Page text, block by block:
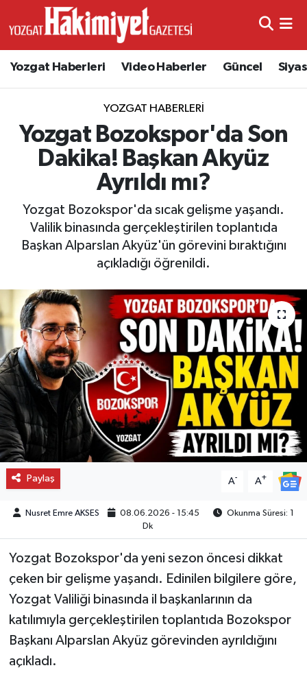
Yozgat Haberleri Video Haberler Güncel
YOZGAT HABERLERI
Yozgat Bozokspor'da Son
Dakika! Başkan Akyüz
Ayrıldı mı?
Yozgat Bozokspor'da sıcak gelişme yaşandı.
Valilik binasında gerçekleştirilen toplantıda
Başkan Alparslan Akyüz'ün görevini bıraktığını
açıkladığı öğrenildi.
Paylaş A- A+
Nusret Emre AKSES 08.06.2026 - 15:45
Okunma Süresi: 1
Dk
Yozgat Bozokspor'da yeni sezon öncesi dikkat
çeken bir gelişme yaşandı. Edinilen bilgilere göre,
Yozgat Valiliği binasında il başkanlarının da
katılımıyla gerçekleştirilen toplantıda Bozokspor
Başkanı Alparslan Akyüz görevinden ayrıldığını
açıkladı.